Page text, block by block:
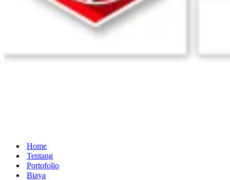
Home
Tentang
Portofolio
Biaya